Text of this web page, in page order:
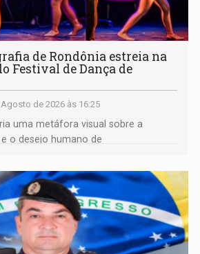
de Rondônia estreia na
Festival de Dança de
de 2026 às 16:25
uma metáfora visual sobre a
o desejo humano de